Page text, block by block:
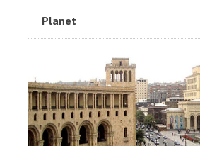
Planet